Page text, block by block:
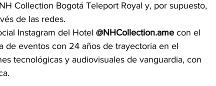
Collection Bogotá Teleport Royal y, por supuesto,
de las redes.
Instagram del Hotel @NHCollection.ame con el
de eventos con 24 años de trayectoria en el
tecnológicas y audiovisuales de vanguardia, con